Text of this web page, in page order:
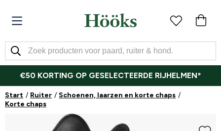
€50 KORTING OP GESELECTEERDE RIJHELMEN*
Start Ruiter
Schoenen, laarzen en korte chaps
Korte chaps